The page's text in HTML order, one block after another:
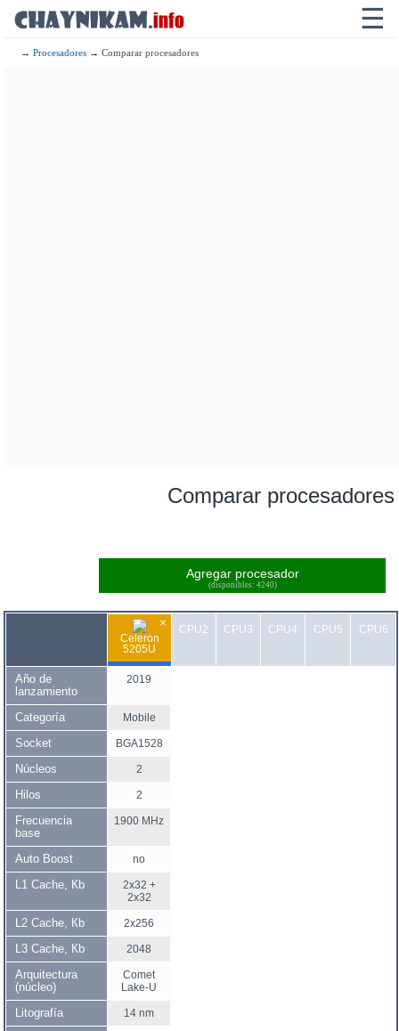
☰
→Procesadores → Comparar procesadores
Comparar procesadores
Agregar procesador
(disponibles: 4240)
×
Celeron
5205U
CPU2 CPU3 CPU4 CPU5 CPU6
Año de
lanzamiento
2019
Categoría Mobile
Socket BGA1528
Núcleos 2
Hilos 2
Frecuencia
base
1900 MHz
Auto Boost no
L1 Cache, Кb
2x32 +
2x32
L2 Cache, Кb 2x256
L3 Cache, Кb 2048
Arquitectura
(núcleo)
Comet
Lake-U
Litografía 14 nm